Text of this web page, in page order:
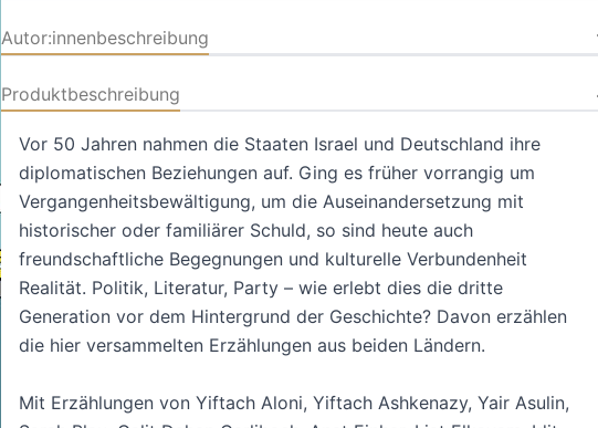
Autor:innenbeschreibung
Produktbeschreibung
Vor 50 Jahren nahmen die Staaten Israel und Deutschland ihre
diplomatischen Beziehungen auf. Ging es früher vorrangig um
Vergangenheitsbewältigung, um die Auseinandersetzung mit
historischer oder familiärer Schuld, so sind heute auch
freundschaftliche Begegnungen und kulturelle Verbundenheit
Realität. Politik, Literatur, Party – wie erlebt dies die dritte
Generation vor dem Hintergrund der Geschichte? Davon erzählen
die hier versammelten Erzählungen aus beiden Ländern.
Mit Erzählungen von Yiftach Aloni, Yiftach Ashkenazy, Yair Asulin,